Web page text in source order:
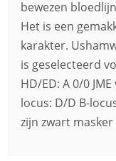
bewezen
Het is een
karakter.
is geselecteerd
HD/ED: A 0/0
locus: D/D B-
zijn zwart masker